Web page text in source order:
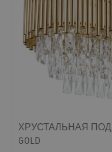
ХРУСТАЛЬНАЯ
GOLD